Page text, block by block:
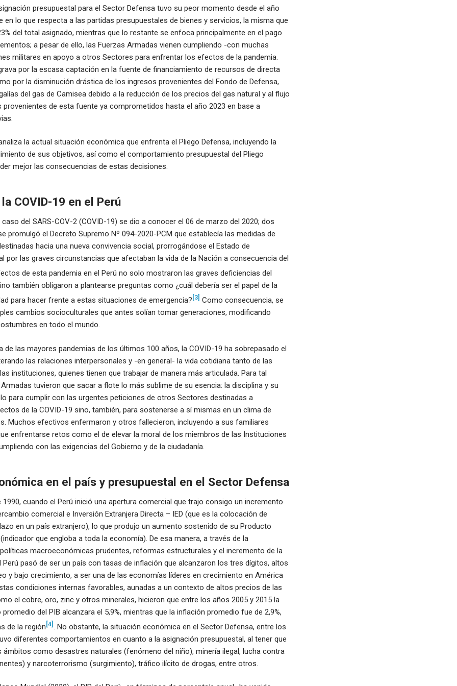
presupuestal para el Sector Defensa tuvo su peor momento desde el año
en lo que respecta a las partidas presupuestales de bienes y servicios, la misma que
del total asignado, mientras que lo restante se enfoca principalmente en el pago
a pesar de ello, las Fuerzas Armadas vienen cumpliendo -con muchas
militares en apoyo a otros Sectores para enfrentar los efectos de la pandemia.
por la escasa captación en la fuente de financiamiento de recursos de directa
por la disminución drástica de los ingresos provenientes del Fondo de Defensa,
del gas de Camisea debido a la reducción de los precios del gas natural y al flujo
de esta fuente ya comprometidos hasta el año 2023 en base a
la actual situación económica que enfrenta el Pliego Defensa, incluyendo la
de sus objetivos, así como el comportamiento presupuestal del Pliego
mejor las consecuencias de estas decisiones.
COVID-19 en el Perú
caso del SARS-COV-2 (COVID-19) se dio a conocer el 06 de marzo del 2020; dos
promulgó el Decreto Supremo Nº 094-2020-PCM que establecía las medidas de
hacia una nueva convivencia social, prorrogándose el Estado de
por las graves circunstancias que afectaban la vida de la Nación a consecuencia del
de esta pandemia en el Perú no solo mostraron las graves deficiencias del
también obligaron a plantearse preguntas como ¿cuál debería ser el papel de la
para hacer frente a estas situaciones de emergencia? [3] Como consecuencia, se
cambios socioculturales que antes solían tomar generaciones, modificando
en todo el mundo.
de las mayores pandemias de los últimos 100 años, la COVID-19 ha sobrepasado el
las relaciones interpersonales y -en general- la vida cotidiana tanto de las
instituciones, quienes tienen que trabajar de manera más articulada. Para tal
tuvieron que sacar a flote lo más sublime de su esencia: la disciplina y su
para cumplir con las urgentes peticiones de otros Sectores destinadas a
de la COVID-19 sino, también, para sostenerse a sí mismas en un clima de
Muchos efectivos enfermaron y otros fallecieron, incluyendo a sus familiares
enfrentarse retos como el de elevar la moral de los miembros de las Instituciones
con las exigencias del Gobierno y de la ciudadanía.
en el país y presupuestal en el Sector Defensa
1990, cuando el Perú inició una apertura comercial que trajo consigo un incremento
comercial e Inversión Extranjera Directa – IED (que es la colocación de
en un país extranjero), lo que produjo un aumento sostenido de su Producto
que engloba a toda la economía). De esa manera, a través de la
macroeconómicas prudentes, reformas estructurales y el incremento de la
Perú pasó de ser un país con tasas de inflación que alcanzaron los tres dígitos, altos
y bajo crecimiento, a ser una de las economías líderes en crecimiento en América
condiciones internas favorables, aunadas a un contexto de altos precios de las
el cobre, oro, zinc y otros minerales, hicieron que entre los años 2005 y 2015 la
del PIB alcanzara el 5,9%, mientras que la inflación promedio fue de 2,9%,
de la región [4] . No obstante, la situación económica en el Sector Defensa, entre los
diferentes comportamientos en cuanto a la asignación presupuestal, al tener que
como desastres naturales (fenómeno del niño), minería ilegal, lucha contra
y narcoterrorismo (surgimiento), tráfico ilícito de drogas, entre otros.